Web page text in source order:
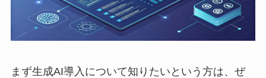
まず生成AI導入について知りたいという方は、ぜ